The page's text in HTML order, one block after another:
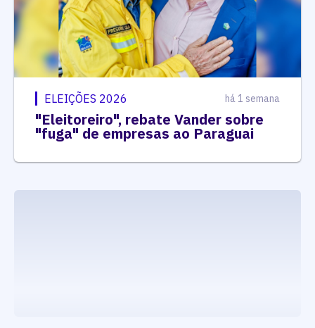
ELEIÇÕES 2026 há 1 semana
"Eleitoreiro", rebate Vander sobre
"fuga" de empresas ao Paraguai